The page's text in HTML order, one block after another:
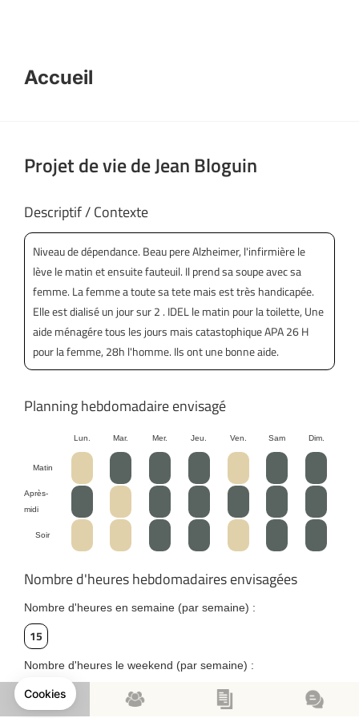
Accueil
Projet de vie deJean Bloguin
Descriptif / Contexte
Niveau de dépendance. Beau pere Alzheimer, l'infirmière le
lève le matin et ensuite fauteuil. Il prend sa soupe avec sa
femme. La femme a toute sa tete mais est très handicapée.
Elle est dialisé un jour sur 2 . IDEL le matin pour la toilette, Une
aide ménagére tous les jours mais catastophique APA 26 H
pour la femme, 28h l'homme. Ils ont une bonne aide.
Planning hebdomadaire envisagé
Lun. Mar. Mer. Jeu. Ven. Sam Dim.
Matin
Après-
midi
Soir
Nombre d'heures hebdomadaires envisagées
Nombre d'heures en semaine (par semaine) :
15
Nombre d'heures le weekend (par semaine) :
6